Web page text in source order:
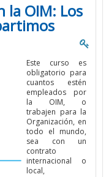
la OIM: Los
Este curso es
obligatorio para
cuantos estén
empleados por
la OIM, o
trabajen para la
Organización, en
todo el mundo,
sea con un
contrato
internacional o
local,